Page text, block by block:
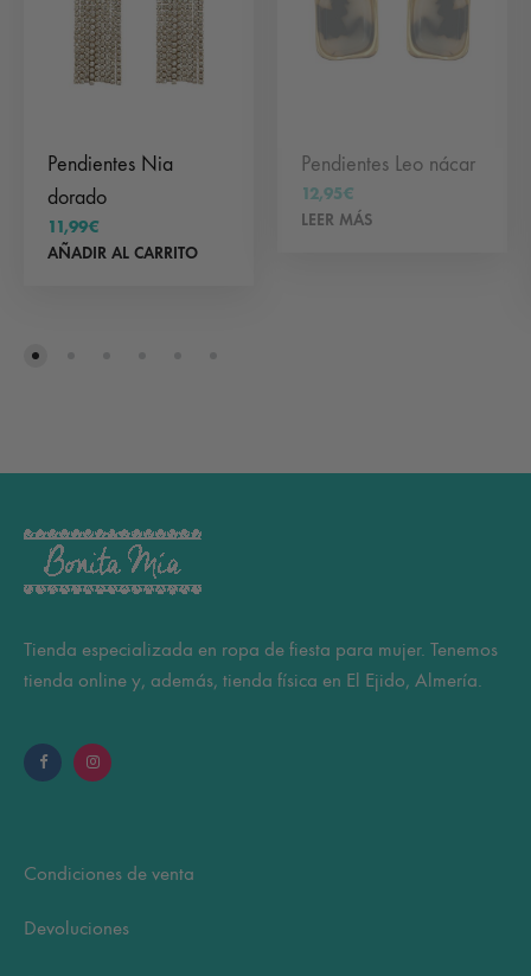
Pendientes Nia
dorado
11,99€
AÑADIR AL CARRITO
Pendientes Leo nácar
12,95€
LEER MÁS
Tienda especializada en ropa de fiesta para mujer. Tenemos
tienda online y, además, tienda física en El Ejido, Almería.
Condiciones de venta
Devoluciones